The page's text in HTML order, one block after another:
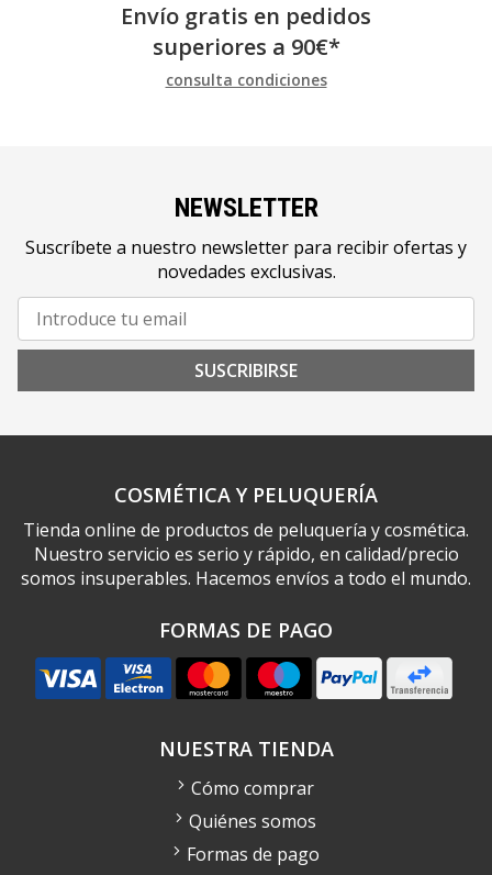
Envío gratis en pedidos
superiores a 90€*
consulta condiciones
NEWSLETTER
Suscríbete a nuestro newsletter para recibir ofertas y
novedades exclusivas.
SUSCRIBIRSE
COSMÉTICA Y PELUQUERÍA
Tienda online de productos de peluquería y cosmética.
Nuestro servicio es serio y rápido, en calidad/precio
somos insuperables. Hacemos envíos a todo el mundo.
FORMAS DE PAGO
NUESTRA TIENDA
Cómo comprar
Quiénes somos
Formas de pago